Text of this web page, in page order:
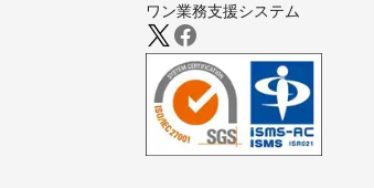
ワン業務支援システム